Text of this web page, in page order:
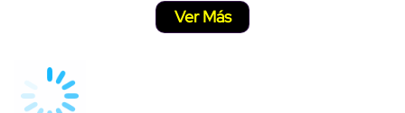
Ver Más